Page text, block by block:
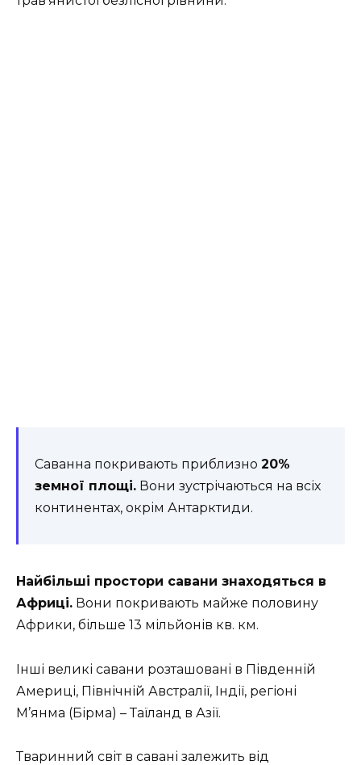
Саванна покривають приблизно 20%
земної площі. Вони зустрічаються на всіх
континентах, окрім Антарктиди.
Найбільші простори савани знаходяться в
Африці. Вони покривають майже половину
Африки, більше 13 мільйонів кв. км.
Інші великі савани розташовані в Південній
Америці, Північній Австралії, Індії, регіоні
М’янма (Бірма) – Таїланд в Азії.
Тваринний світ в савані залежить від